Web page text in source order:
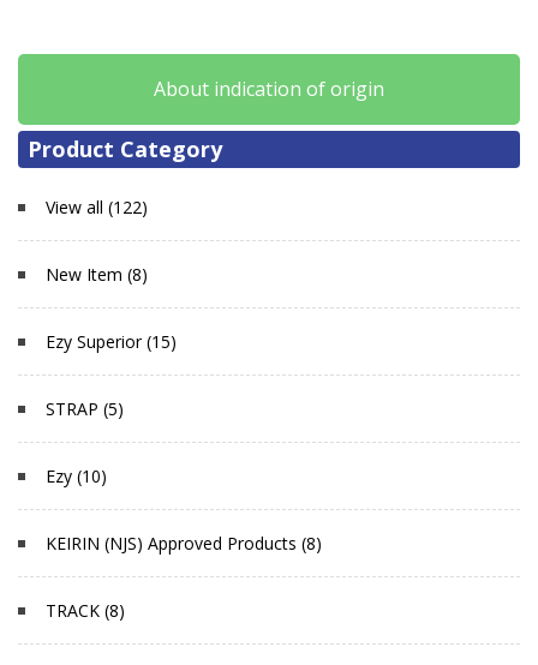
About indication of origin
Product Category
View all (122)
New Item (8)
Ezy Superior (15)
STRAP (5)
Ezy (10)
KEIRIN (NJS) Approved Products (8)
TRACK (8)